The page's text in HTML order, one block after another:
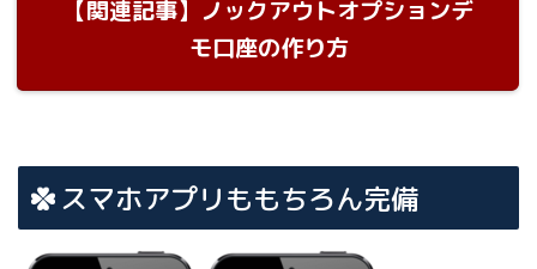
【関連記事】ノックアウトオプションデ
モ口座の作り方
スマホアプリももちろん完備